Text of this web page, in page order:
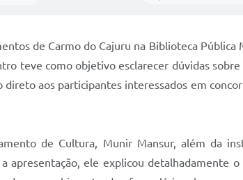
de Carmo do Cajuru na Biblioteca Pública
teve como objetivo esclarecer dúvidas sobre
aos participantes interessados em
de Cultura, Munir Mansur, além da
ele explicou detalhadamente o